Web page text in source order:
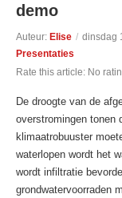
demo
Auteur: Elise / dinsdag
Presentaties
Rate this article: No
De droogte van de
overstromingen tonen
klimaatrobuuster
waterlopen wordt het
wordt infiltratie
grondwatervoorraden